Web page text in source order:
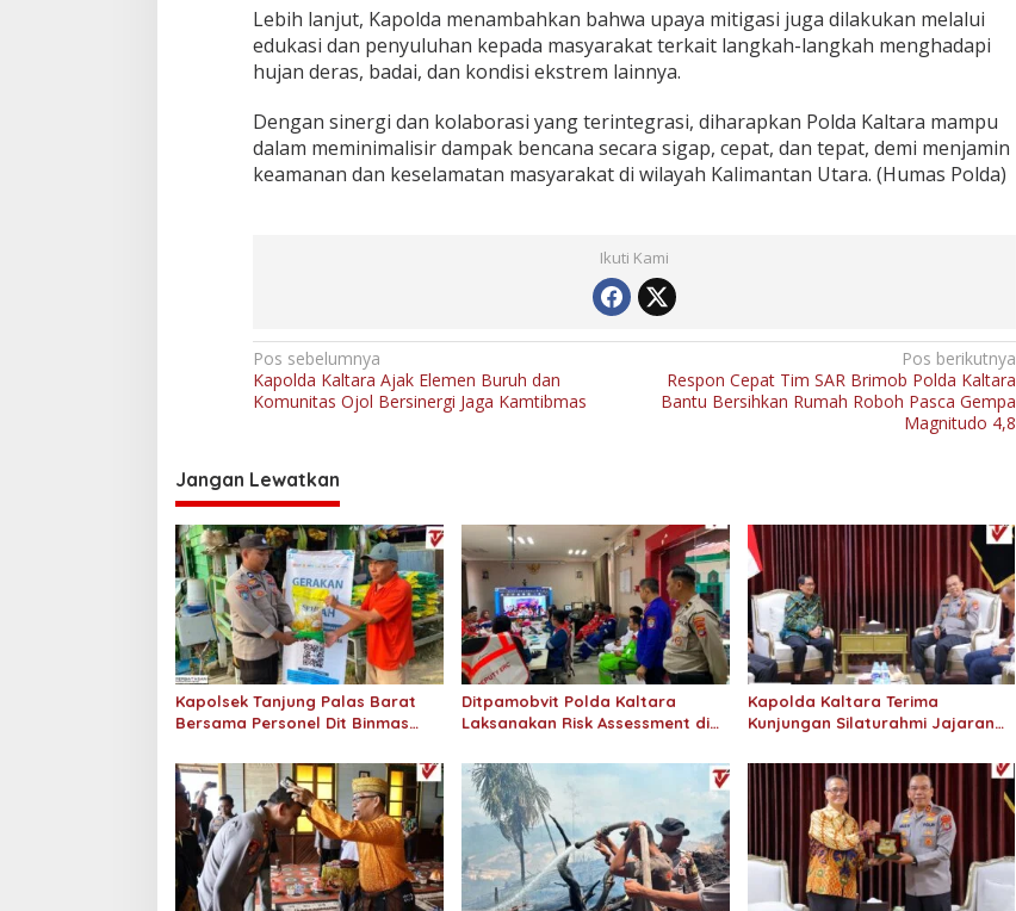
Lebih lanjut, Kapolda menambahkan bahwa upaya mitigasi juga dilakukan melalui
edukasi dan penyuluhan kepada masyarakat terkait langkah-langkah menghadapi
hujan deras, badai, dan kondisi ekstrem lainnya.
Dengan sinergi dan kolaborasi yang terintegrasi, diharapkan Polda Kaltara mampu
dalam meminimalisir dampak bencana secara sigap, cepat, dan tepat, demi menjamin
keamanan dan keselamatan masyarakat di wilayah Kalimantan Utara. (Humas Polda)
Ikuti Kami
N
a
i
g
a
s
i
p
o
s
Pos sebelumnya
Kapolda Kaltara Ajak Elemen Buruh dan
Komunitas Ojol Bersinergi Jaga Kamtibmas
Pos berikutnya
Respon Cepat Tim SAR Brimob Polda Kaltara
Bantu Bersihkan Rumah Roboh Pasca Gempa
Magnitudo 4,8
Jangan Lewatkan
Kapolsek Tanjung Palas Barat
Bersama Personel Dit Binmas
SPHP Kepada Masyarakat
Ditpamobvit Polda Kaltara
Laksanakan Risk Assessment di
Kapolda Kaltara Terima
Kunjungan Silaturahmi Jajaran